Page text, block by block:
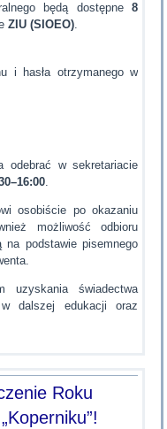
będą dostępne8
ZIU (SIOEO).
i hasła otrzymanego w
odebrać w sekretariacie
.
osobiście po okazaniu
możliwość odbioru
na podstawie pisemnego
uzyskania świadectwa
dalszej edukacji oraz
Roku